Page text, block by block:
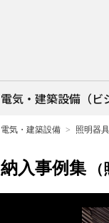
電気・建築設備（ビ
電気・建築設備 照明器具
納入事例集